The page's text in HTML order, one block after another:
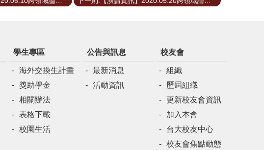
學生專區
海外交換生計畫
獎助學金
相關辦法
表格下載
校園生活
公告與訊息
最新消息
活動資訊
校友會
組織
歷屆組織
更新校友會資訊
加入本會
台大校友中心
校友會焦點動態